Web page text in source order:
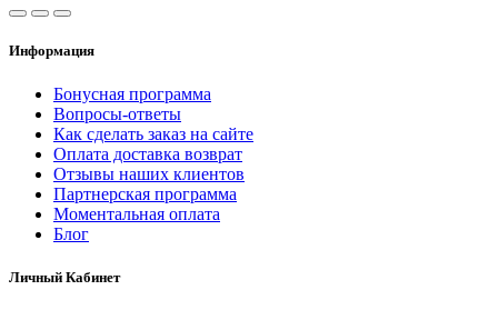
Информация
Бонусная программа
Вопросы-ответы
Как сделать заказ на сайте
Оплата доставка возврат
Отзывы наших клиентов
Партнерская программа
Моментальная оплата
Блог
Личный Кабинет